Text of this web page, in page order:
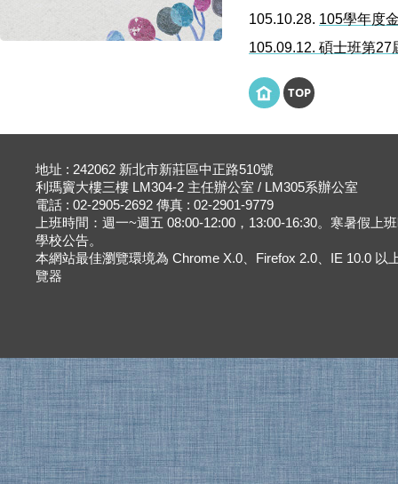
105.10.28. 105學年度
105.09.12. 碩士班第27
TOP
地址 : 242062 新北市新莊區中正路510號
利瑪竇大樓三樓 LM304-2 主任辦公室 / LM305系辦公室
電話 : 02-2905-2692 傳真 : 02-2901-9779
上班時間：週一~週五 08:00-12:00，13:00-16:30。寒暑假上
學校公告。
本網站最佳瀏覽環境為 Chrome X.0、Firefox 2.0、IE 10.0 以
覽器